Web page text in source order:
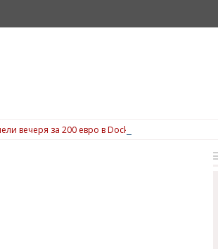
вечеря за 200 евро в Dock 5, вижте подробности